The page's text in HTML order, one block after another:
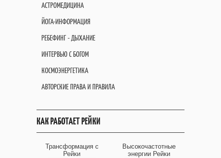
АСТРОМЕДИЦИНА
ЙОГА-ИНФОРМАЦИЯ
РЕБЕФИНГ - ДЫХАНИЕ
ИНТЕРВЬЮ С БОГОМ
КОСМОЭНЕРГЕТИКА
АВТОРСКИЕ ПРАВА И ПРАВИЛА
КАК РАБОТАЕТ РЕЙКИ
Трансформация с
Рейки
Высокочастотные
энергии Рейки